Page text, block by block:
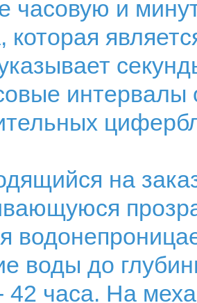
часовую и
которая
интервалы
на
воды до
42 часа. На